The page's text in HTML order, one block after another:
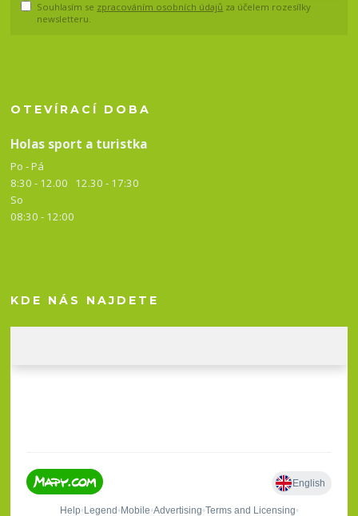
Souhlasím se zpracováním osobních údajů za účelem rozesílky
newsletteru.
OTEVÍRACÍ DOBA
Holas sport a turistka
Po - Pá
8:30 - 12.00 12.30 - 17:30
So
08:30 - 12:00
KDE NÁS NAJDETE